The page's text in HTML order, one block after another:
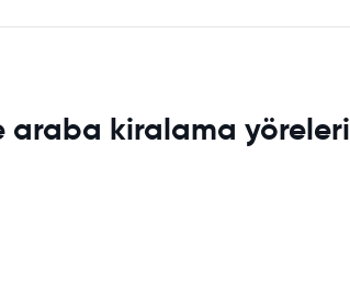
araba kiralama yöreleri